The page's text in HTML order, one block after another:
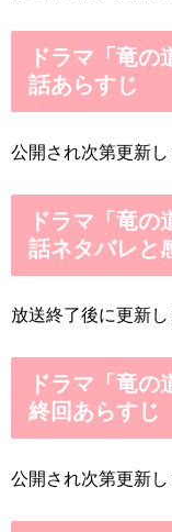
ドラマ「竜
話あらすじ
公開され次第更新し
ドラマ「竜
話ネタバレと
放送終了後に更新し
ドラマ「竜
終回あらすじ
公開され次第更新し